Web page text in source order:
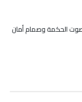
صوت الحكمة وصمام أمان